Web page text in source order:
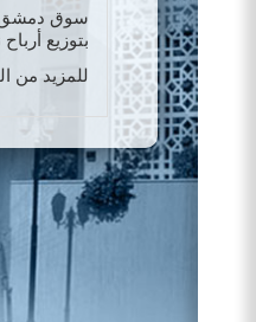
سوق دمشق
بتوزيع أرباح
للمزيد من